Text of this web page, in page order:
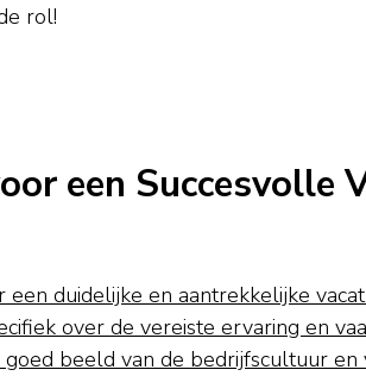
rol!
een Succesvolle
een duidelijke en aantrekkelijke
over de vereiste ervaring en
goed beeld van de bedrijfscultuur en